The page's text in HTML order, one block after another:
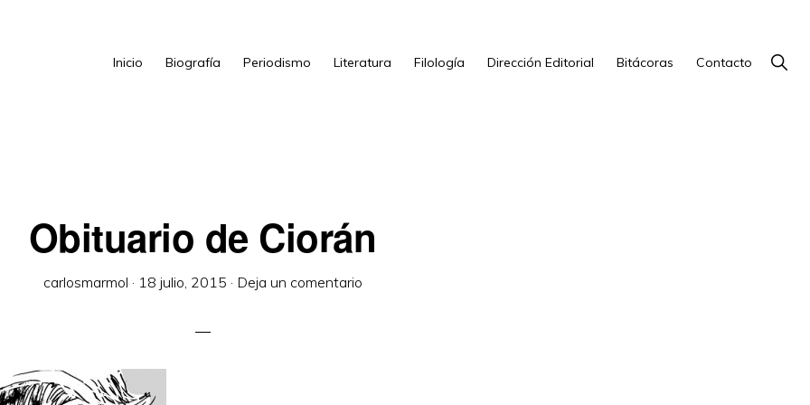
Inicio Biografía Periodismo Literatura Filología Dirección Editorial Bitácoras Contacto Show
Obituario de Ciorán
carlosmarmol · 18 julio, 2015 · Deja un comentario